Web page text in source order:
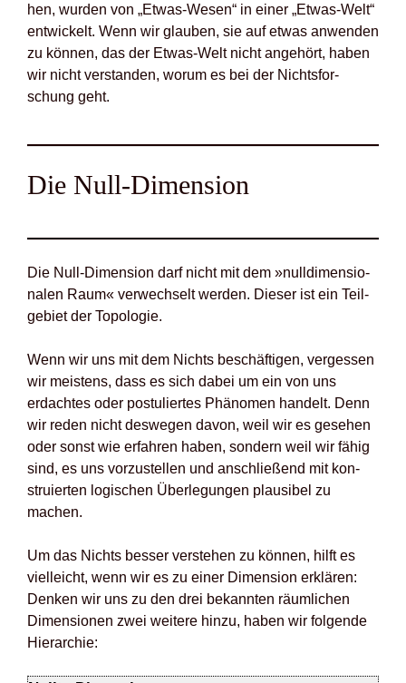
hen, wur­den von „Etwas-Wesen“ in einer „Etwas-Welt“
ent­wi­ckelt. Wenn wir glau­ben, sie auf etwas anwen­den
zu kön­nen, das der Etwas-Welt nicht ange­hört, haben
wir nicht ver­stan­den, wor­um es bei der Nichts­for­
schung geht.
Die Null-Dimen­si­on
Die Null-Dimen­si­on darf nicht mit dem »null­di­men­sio­
na­len Raum« ver­wech­selt wer­den. Die­ser ist ein Teil­
ge­biet der Topo­lo­gie.
Wenn wir uns mit dem Nichts beschäf­ti­gen, ver­ges­sen
wir meis­tens, dass es sich dabei um ein von uns
erdach­tes oder pos­tu­lier­tes Phä­no­men han­delt. Denn
wir reden nicht des­we­gen davon, weil wir es gese­hen
oder sonst wie erfah­ren haben, son­dern weil wir fähig
sind, es uns vor­zu­stel­len und anschlie­ßend mit kon­
stru­ier­ten logi­schen Über­le­gun­gen plau­si­bel zu
machen.
Um das Nichts bes­ser ver­ste­hen zu kön­nen, hilft es
viel­leicht, wenn wir es zu einer Dimen­si­on erklä­ren:
Den­ken wir uns zu den drei bekann­ten räum­li­chen
Dimen­sio­nen zwei wei­te­re hin­zu, haben wir fol­gen­de
Hier­ar­chie: